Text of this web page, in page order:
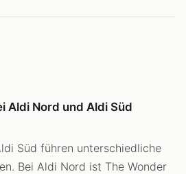
Aldi Nord und Aldi Süd
Süd führen unterschiedliche
Bei Aldi Nord ist The Wonder